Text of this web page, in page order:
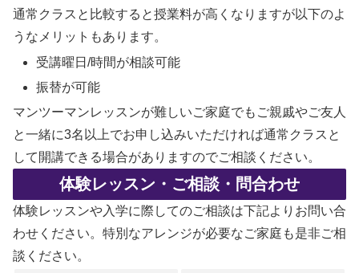
通常クラスと比較すると授業料が高くなりますが以下のよ
うなメリットもあります。
受講曜日/時間が相談可能
振替が可能
マンツーマンレッスンが難しいご家庭でもご親戚やご友人
と一緒に3名以上でお申し込みいただければ通常クラスと
して開講できる場合がありますのでご相談ください。
体験レッスン・ご相談・問合わせ
体験レッスンや入学に際してのご相談は下記よりお問い合
わせください。特別なアレンジが必要なご家庭も是非ご相
談ください。